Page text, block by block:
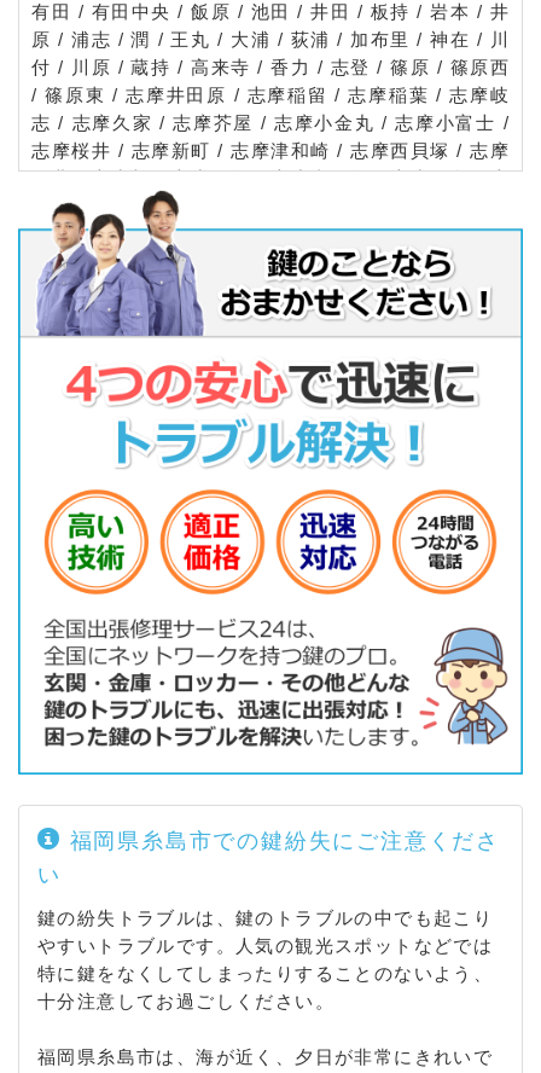
有田 / 有田中央 / 飯原 / 池田 / 井田 / 板持 / 岩本 / 井
原 / 浦志 / 潤 / 王丸 / 大浦 / 荻浦 / 加布里 / 神在 / 川
付 / 川原 / 蔵持 / 高来寺 / 香力 / 志登 / 篠原 / 篠原西
/ 篠原東 / 志摩井田原 / 志摩稲留 / 志摩稲葉 / 志摩岐
志 / 志摩久家 / 志摩芥屋 / 志摩小金丸 / 志摩小富士 /
志摩桜井 / 志摩新町 / 志摩津和崎 / 志摩西貝塚 / 志摩
野北 / 志摩初 / 志摩馬場 / 志摩東貝塚 / 志摩姫島 / 志
摩船越 / 志摩松隈 / 志摩御床 / 志摩師吉 / 志摩吉田 /
白糸 / 新田 / 瑞梅寺 / 末永 / 瀬戸 / 曽根 / 大門 / 高上
/ 高祖 / 高田 / 多久 / 千早新田 / 泊 / 富 / 長野 / 西堂
/ 二丈一貴山 / 二丈石崎 / 二丈片山 / 二丈上深江 / 二
丈鹿家 / 二丈武 / 二丈田中 / 二丈長石 / 二丈浜窪 / 二
丈波呂 / 二丈深江 / 二丈福井 / 二丈松末 / 二丈松国 /
二丈満吉 / 二丈吉井 / 波多江 / 波多江駅北 / 波多江駅
南 / 東 / 本 / 前原 / 前原駅南 / 前原北 / 前原中央 / 前
原西 / 前原東 / 前原南 / 三雲 / 三坂 / 美咲が丘 / 南風
台 / 八島 / 山北 / 油比 / 雷山
福岡県糸島市での鍵紛失にご注意くださ
い
鍵の紛失トラブルは、鍵のトラブルの中でも起こり
やすいトラブルです。人気の観光スポットなどでは
特に鍵をなくしてしまったりすることのないよう、
十分注意してお過ごしください。
福岡県糸島市は、海が近く、夕日が非常にきれいで